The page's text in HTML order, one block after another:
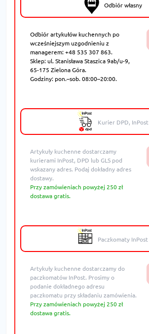
Odbiór własny
Odbiór artykułów kuchennych po
wcześniejszym uzgodnieniu z
managerem: +48 535 307 863.
Sklep: ul. Stanisława Staszica 9ab/u-9,
65-175 Zielona Góra.
Godziny: pon.–sob. 08:00–20:00.
Kurier DPD, InPost
Artykuły kuchenne dostarczamy
kurierami InPost, DPD lub GLS pod
wskazany adres. Podaj dokładny adres
dostawy.
Przy zamówieniach powyżej 250 zł
dostawa gratis.
Paczkomaty InPost
Artykuły kuchenne dostarczamy do
paczkomatów InPost. Prosimy o
podanie dokładnego adresu
paczkomatu przy składaniu zamówienia.
Przy zamówieniach powyżej 250 zł
dostawa gratis.